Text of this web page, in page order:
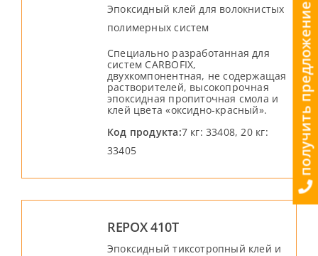
Эпоксидный клей для волокнистых
полимерных систем
Специально разработанная для
систем CARBOFIX,
двухкомпонентная, не содержащая
растворителей, высокопрочная
эпоксидная пропиточная смола и
клей цвета «оксидно-красный».
Код продукта:7 кг: 33408, 20 кг:
33405
REPOX 410T
Эпоксидный тиксотропный клей и
получить предложение